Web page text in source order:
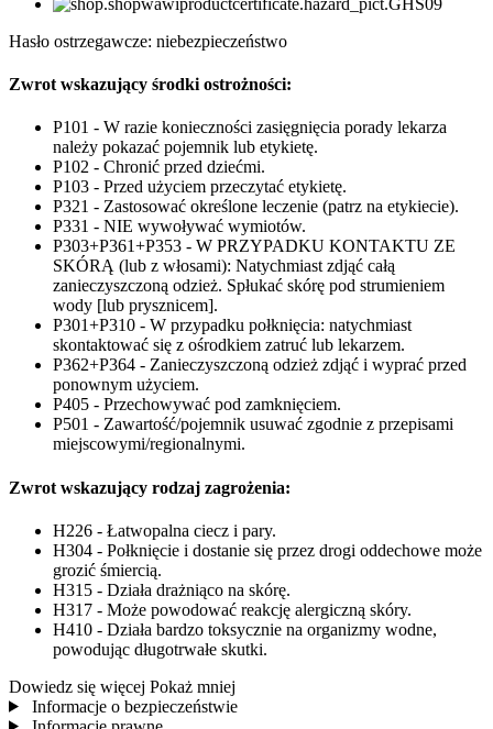
Hasło ostrzegawcze: niebezpieczeństwo
Zwrot wskazujący środki ostrożności:
P101 - W razie konieczności zasięgnięcia porady lekarza
należy pokazać pojemnik lub etykietę.
P102 - Chronić przed dziećmi.
P103 - Przed użyciem przeczytać etykietę.
P321 - Zastosować określone leczenie (patrz na etykiecie).
P331 - NIE wywoływać wymiotów.
P303+P361+P353 - W PRZYPADKU KONTAKTU ZE
SKÓRĄ (lub z włosami): Natychmiast zdjąć całą
zanieczyszczoną odzież. Spłukać skórę pod strumieniem
wody [lub prysznicem].
P301+P310 - W przypadku połknięcia: natychmiast
skontaktować się z ośrodkiem zatruć lub lekarzem.
P362+P364 - Zanieczyszczoną odzież zdjąć i wyprać przed
ponownym użyciem.
P405 - Przechowywać pod zamknięciem.
P501 - Zawartość/pojemnik usuwać zgodnie z przepisami
miejscowymi/regionalnymi.
Zwrot wskazujący rodzaj zagrożenia:
H226 - Łatwopalna ciecz i pary.
H304 - Połknięcie i dostanie się przez drogi oddechowe może
grozić śmiercią.
H315 - Działa drażniąco na skórę.
H317 - Może powodować reakcję alergiczną skóry.
H410 - Działa bardzo toksycznie na organizmy wodne,
powodując długotrwałe skutki.
Dowiedz się więcej Pokaż mniej
Informacje o bezpieczeństwie